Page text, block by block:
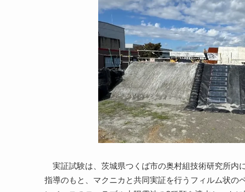
実証試験は、茨城県つくば市の奥村組技術研究所内
指導のもと、マクニカと共同実証を行うフィルム状